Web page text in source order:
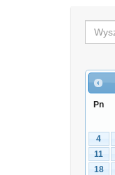
Pn
4
11
18